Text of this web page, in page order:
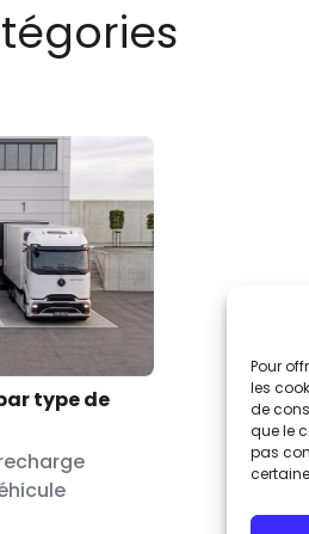
Pour
les
de
que le
pas
type de